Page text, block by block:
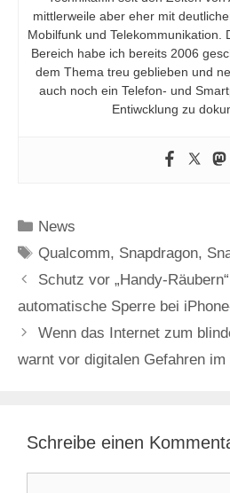
mittlerweile aber eher mit
Mobilfunk und Telekommunikation.
Bereich habe ich bereits 2006
dem Thema treu geblieben und
auch noch ein Telefon- und
Entiwcklung zu
Kategorien
News
Schlagwörter
Qualcomm, Snapdragon,
Schutz vor „Handy-
automatische Sperre bei
Wenn das Internet zum
warnt vor digitalen Gefahren
Schreibe einen